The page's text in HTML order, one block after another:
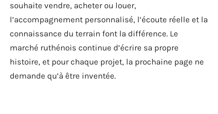
souhaite vendre, acheter ou louer,
l’accompagnement personnalisé, l’écoute réelle et la
connaissance du terrain font la différence. Le
marché ruthénois continue d’écrire sa propre
histoire, et pour chaque projet, la prochaine page ne
demande qu’à être inventée.